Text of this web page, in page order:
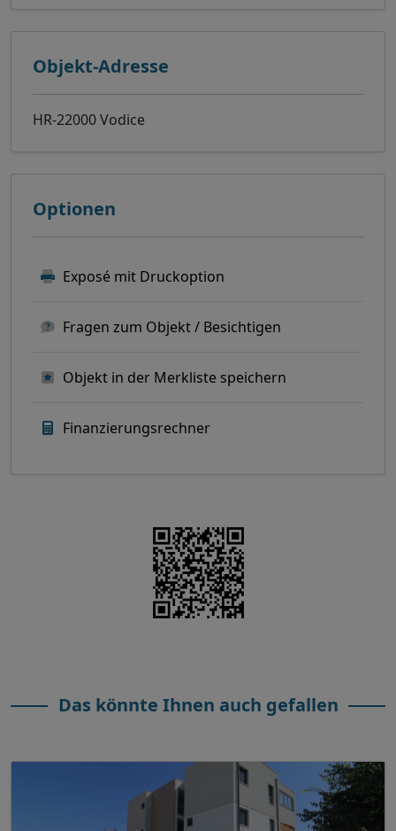
Objekt-Adresse
HR-22000 Vodice
Optionen
Exposé mit Druckoption
Fragen zum Objekt / Besichtigen
Objekt in der Merkliste speichern
Finanzierungsrechner
Das könnte Ihnen auch gefallen